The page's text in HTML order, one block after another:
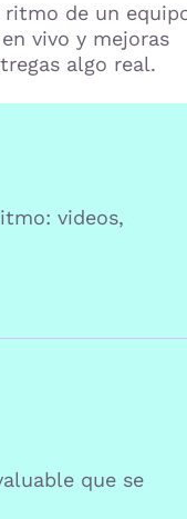
de un
vivo y mejoras
algo real.
videos,
que se